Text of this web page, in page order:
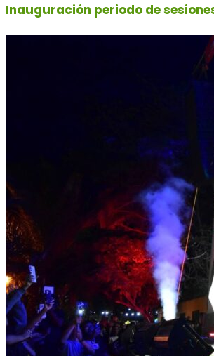
Inauguración periodo de